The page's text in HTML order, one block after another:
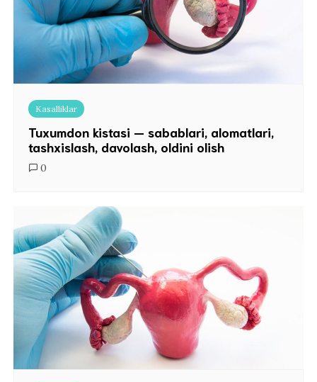
Kasalliklar
Tuxumdon kistasi — sabablari, alomatlari,
tashxislash, davolash, oldini olish
0